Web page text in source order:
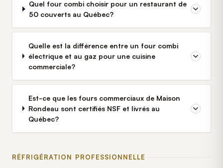
Quel four combi choisir pour un restaurant de
50 couverts au Québec?
Quelle est la différence entre un four combi
électrique et au gaz pour une cuisine
commerciale?
Est-ce que les fours commerciaux de Maison
Rondeau sont certifiés NSF et livrés au
Québec?
RÉFRIGÉRATION PROFESSIONNELLE